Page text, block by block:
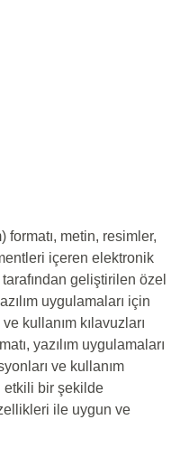
formatı, metin, resimler,
içeren elektronik
geliştirilen özel
uygulamaları için
kullanım kılavuzları
yazılım uygulamaları
ve kullanım
etkili bir şekilde
ile uygun ve